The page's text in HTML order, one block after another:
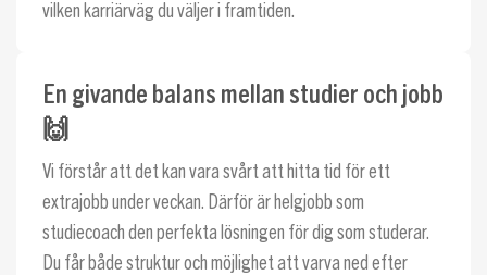
vilken karriärväg du väljer i framtiden.
En givande balans mellan studier och jobb
🙌
Vi förstår att det kan vara svårt att hitta tid för ett
extrajobb under veckan. Därför är helgjobb som
studiecoach den perfekta lösningen för dig som studerar.
Du får både struktur och möjlighet att varva ned efter